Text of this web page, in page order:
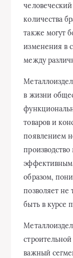
количества
также могут
изменения в
между
в жизни
товаров и
появлением
эффективным
образом,
позволяет
быть в курсе
важный